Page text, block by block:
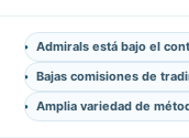
Admirals está bajo el
Bajas comisiones de
Amplia variedad de